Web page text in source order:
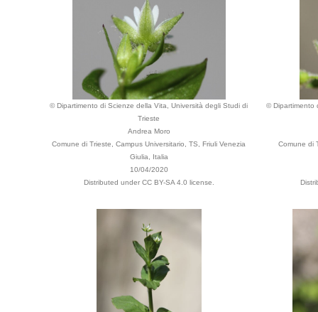
© Dipartimento di Scienze della Vita, Università degli Studi di
Trieste
Andrea Moro
Comune di Trieste, Campus Universitario, TS, Friuli Venezia
Giulia, Italia
10/04/2020
Distributed under CC BY-SA 4.0 license.
© Dipartimento
Comune di